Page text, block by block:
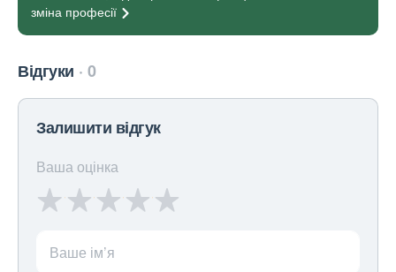
зміна професії
Відгуки 0
Залишити відгук
Ваша оцінка
Ваше ім’я